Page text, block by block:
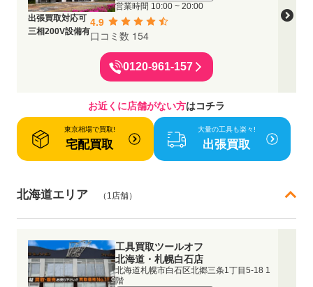
営業時間 10:00 ~ 20:00
出張買取対応可
三相200V設備有
4.9
口コミ数 154
0120-961-157
お近くに店舗がない方はコチラ
東京相場で買取!
宅配買取
大量の工具も楽々!
出張買取
北海道エリア （1店舗）
工具買取ツールオフ
北海道・札幌白石店
北海道札幌市白石区北郷三条1丁目5-18 1
階